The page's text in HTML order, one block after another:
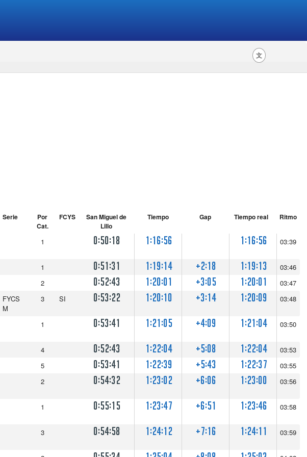
文
Serie
Por
Cat.
FCYS
San Miguel de
Lillo
Tiempo Gap Tiempo real Ritmo
1 0:50:18 1:16:56 1:16:56 03:39
1 0:51:31 1:19:14 +2:18 1:19:13 03:46
2 0:52:43 1:20:01 +3:05 1:20:01 03:47
FYCS
M
3 SI 0:53:22 1:20:10 +3:14 1:20:09 03:48
1 0:53:41 1:21:05 +4:09 1:21:04 03:50
4 0:52:43 1:22:04 +5:08 1:22:04 03:53
5 0:53:41 1:22:39 +5:43 1:22:37 03:55
2 0:54:32 1:23:02 +6:06 1:23:00 03:56
1 0:55:15 1:23:47 +6:51 1:23:46 03:58
3 0:54:58 1:24:12 +7:16 1:24:11 03:59